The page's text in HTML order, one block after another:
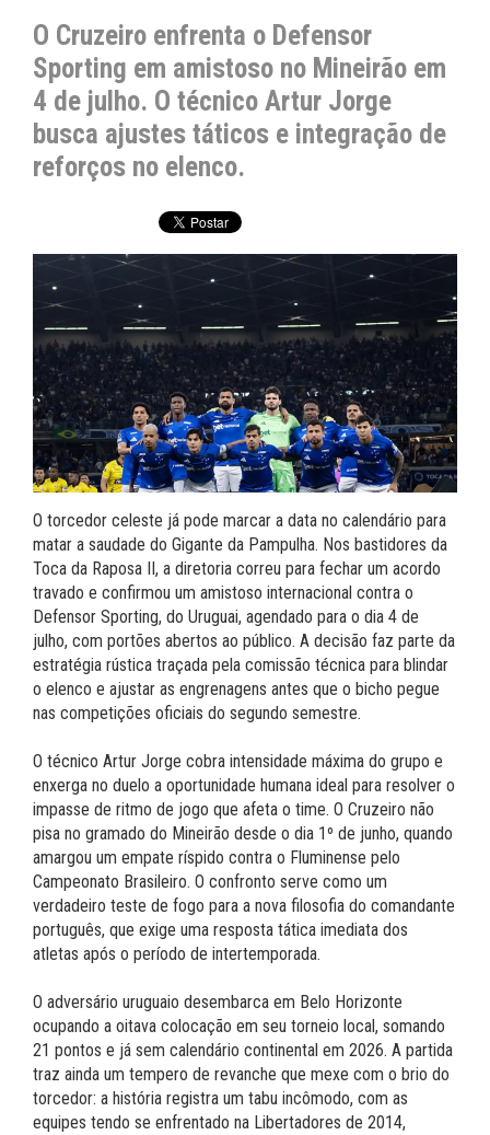
O Cruzeiro enfrenta o Defensor
Sporting em amistoso no Mineirão em
4 de julho. O técnico Artur Jorge
busca ajustes táticos e integração de
reforços no elenco.
O torcedor celeste já pode marcar a data no calendário para
matar a saudade do Gigante da Pampulha. Nos bastidores da
Toca da Raposa II, a diretoria correu para fechar um acordo
travado e confirmou um amistoso internacional contra o
Defensor Sporting, do Uruguai, agendado para o dia 4 de
julho, com portões abertos ao público. A decisão faz parte da
estratégia rústica traçada pela comissão técnica para blindar
o elenco e ajustar as engrenagens antes que o bicho pegue
nas competições oficiais do segundo semestre.
O técnico Artur Jorge cobra intensidade máxima do grupo e
enxerga no duelo a oportunidade humana ideal para resolver o
impasse de ritmo de jogo que afeta o time. O Cruzeiro não
pisa no gramado do Mineirão desde o dia 1º de junho, quando
amargou um empate ríspido contra o Fluminense pelo
Campeonato Brasileiro. O confronto serve como um
verdadeiro teste de fogo para a nova filosofia do comandante
português, que exige uma resposta tática imediata dos
atletas após o período de intertemporada.
O adversário uruguaio desembarca em Belo Horizonte
ocupando a oitava colocação em seu torneio local, somando
21 pontos e já sem calendário continental em 2026. A partida
traz ainda um tempero de revanche que mexe com o brio do
torcedor: a história registra um tabu incômodo, com as
equipes tendo se enfrentado na Libertadores de 2014,